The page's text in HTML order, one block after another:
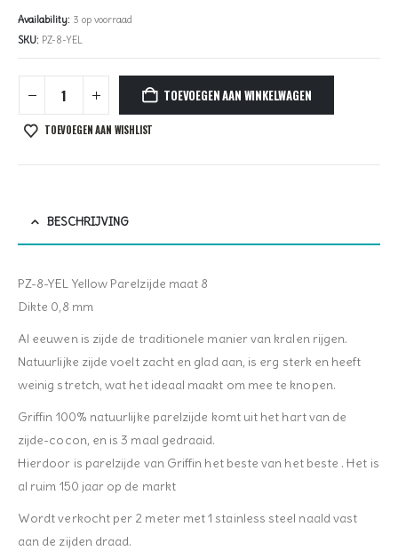
Availability: 3 op voorraad
SKU: PZ-8-YEL
TOEVOEGEN AAN WINKELWAGEN
TOEVOEGEN AAN WISHLIST
BESCHRIJVING
PZ-8-YEL Yellow Parelzijde maat 8
Dikte 0,8 mm
Al eeuwen is zijde de traditionele manier van kralen rijgen.
Natuurlijke zijde voelt zacht en glad aan, is erg sterk en heeft
weinig stretch, wat het ideaal maakt om mee te knopen.
Griffin 100% natuurlijke parelzijde komt uit het hart van de
zijde-cocon, en is 3 maal gedraaid.
Hierdoor is parelzijde van Griffin het beste van het beste . Het is
al ruim 150 jaar op de markt
Wordt verkocht per 2 meter met 1 stainless steel naald vast
aan de zijden draad.